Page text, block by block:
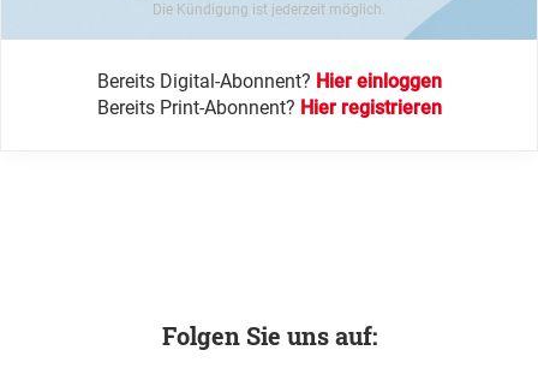
Die Kündigung ist jederzeit möglich.
Bereits Digital-Abonnent? Hier einloggen
Bereits Print-Abonnent? Hier registrieren
Folgen Sie uns auf: